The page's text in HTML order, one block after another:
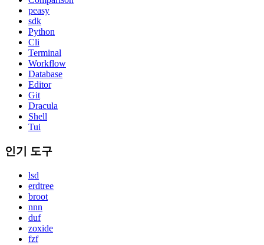
peasy
sdk
Python
Cli
Terminal
Workflow
Database
Editor
Git
Dracula
Shell
Tui
인기 도구
lsd
erdtree
broot
nnn
duf
zoxide
fzf